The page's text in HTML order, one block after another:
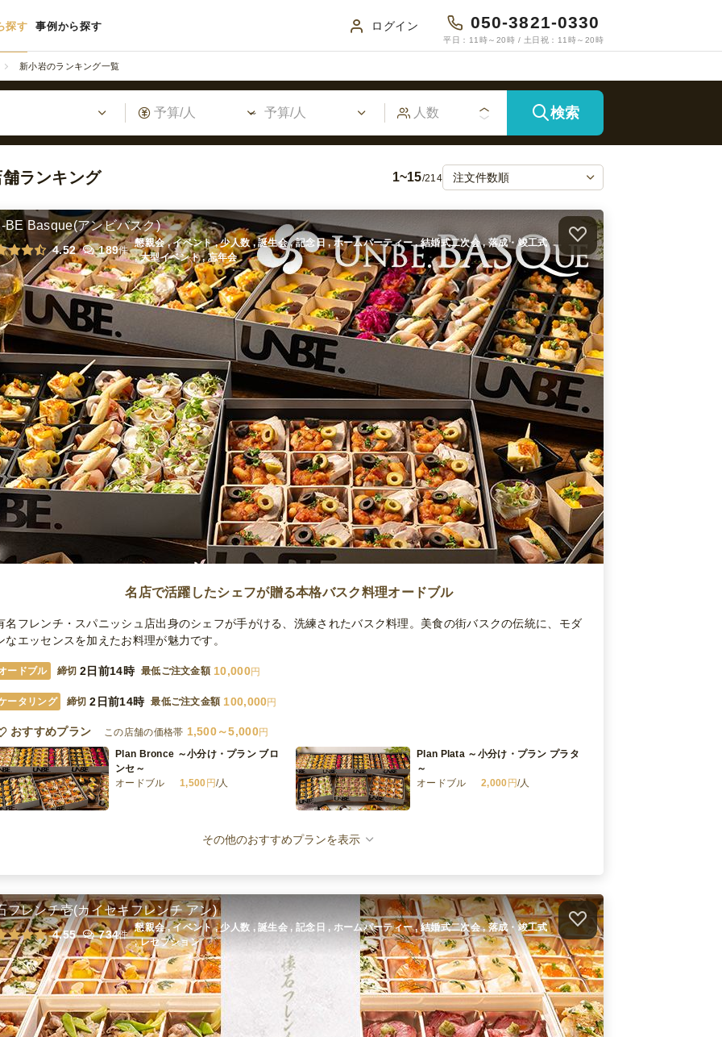
探す 事例から探す ログイン 050-3821-0330
平日：11時～20時 / 土日祝：11時～20時
新小岩のランキング一覧
検索
ランキング 1~15/214
BE Basque(アンビバスク)
4.52 189件
懇親会 , イベント , 少人数 , 誕生会 , 記念日 , ホームパーティー , 結婚式二次会 , 落成・竣工式
, 大型イベント , 忘年会
名店で活躍したシェフが贈る本格バスク料理オードブル
名フレンチ・スパニッシュ店出身のシェフが手がける、洗練されたバスク料理。美食の街バスクの伝統に、モダ
なエッセンスを加えたお料理が魅力です。
ードブル 締切 2日前14時 最低ご注文金額 10,000円
ータリング 締切 2日前14時 最低ご注文金額 100,000円
おすすめプラン この店舗の価格帯 1,500～5,000円
Plan Bronce ～小分け・プラン ブロ
ンセ～
オードブル
1,500 円/人
Plan Plata ～小分け・プラン プラタ
～
オードブル
2,000 円/人
2,500円/人
Plan Platino～(小分け・プラン プラ
ティノ)～
オードブル
4,000円/人
Delicia - デリーシア個食プラン
オードブル
3,000円/人
Selecto - セレクト個食プラン
オードブル
4,000円/人
Exquisito - エクスキシート個食プラ
ン
オードブル
5,000円/人
その他のおすすめプランを表示
フレンチ壱(カイセキフレンチ アン)
4.55 734件
懇親会 , イベント , 少人数 , 誕生会 , 記念日 , ホームパーティー , 結婚式二次会 , 落成・竣工式
, レセプション